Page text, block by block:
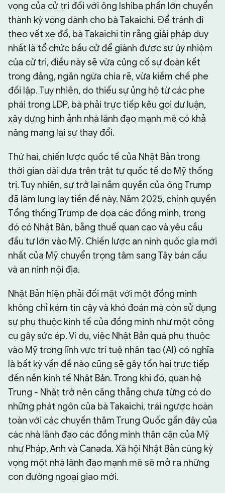
vọng của cử tri đối với ông Ishiba phần lớn chuyển
thành kỳ vọng dành cho bà Takaichi. Để tránh đi
theo vết xe đổ, bà Takaichi tin rằng giải pháp duy
nhất là tổ chức bầu cử để giành được sự ủy nhiệm
của cử tri, điều này sẽ vừa củng cố sự đoàn kết
trong đảng, ngăn ngừa chia rẽ, vừa kiềm chế phe
đối lập. Tuy nhiên, do thiếu sự ủng hộ từ các phe
phái trong LDP, bà phải trực tiếp kêu gọi dư luận,
xây dựng hình ảnh nhà lãnh đạo mạnh mẽ có khả
năng mang lại sự thay đổi.
Thứ hai, chiến lược quốc tế của Nhật Bản trong
thời gian dài dựa trên trật tự quốc tế do Mỹ thống
trị. Tuy nhiên, sự trở lại nắm quyền của ông Trump
đã làm lung lay tiền đề này. Năm 2025, chính quyền
Tổng thống Trump đe dọa các đồng minh, trong
đó có Nhật Bản, bằng thuế quan cao và yêu cầu
đầu tư lớn vào Mỹ. Chiến lược an ninh quốc gia mới
nhất của Mỹ chuyển trọng tâm sang Tây bán cầu
và an ninh nội địa.
Nhật Bản hiện phải đối mặt với một đồng minh
không chỉ kém tin cậy và khó đoán mà còn sử dụng
sự phụ thuộc kinh tế của đồng minh như một công
cụ gây sức ép. Ví dụ, việc Nhật Bản quá phụ thuộc
vào Mỹ trong lĩnh vực trí tuệ nhân tạo (AI) có nghĩa
là bất kỳ vấn đề nào cũng sẽ gây tổn hại trực tiếp
đến nền kinh tế Nhật Bản. Trong khi đó, quan hệ
Trung - Nhật trở nên căng thẳng chưa từng có do
những phát ngôn của bà Takaichi, trái ngược hoàn
toàn với các chuyến thăm Trung Quốc gần đây của
các nhà lãnh đạo các đồng minh thân cận của Mỹ
như Pháp, Anh và Canada. Xã hội Nhật Bản cũng kỳ
vọng một nhà lãnh đạo mạnh mẽ sẽ mở ra những
con đường ngoại giao mới.